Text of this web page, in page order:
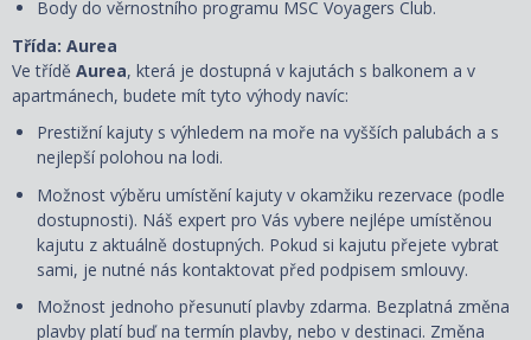
Body do věrnostního programu MSC Voyagers Club.
Třída: Aurea
Ve třídě Aurea, která je dostupná v kajutách s balkonem a v
apartmánech, budete mít tyto výhody navíc:
Prestižní kajuty s výhledem na moře na vyšších palubách a s
nejlepší polohou na lodi.
Možnost výběru umístění kajuty v okamžiku rezervace (podle
dostupnosti). Náš expert pro Vás vybere nejlépe umístěnou
kajutu z aktuálně dostupných. Pokud si kajutu přejete vybrat
sami, je nutné nás kontaktovat před podpisem smlouvy.
Možnost jednoho přesunutí plavby zdarma. Bezplatná změna
plavby platí buď na termín plavby, nebo v destinaci. Změna